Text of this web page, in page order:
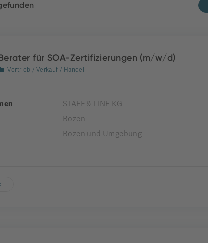
für SOA-Zertifizierungen (m/w/d)
Vertrieb / Verkauf / Handel
STAFF & LINE KG
Bozen
Bozen und Umgebung